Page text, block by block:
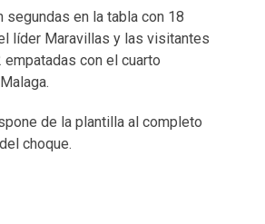
segundas en la tabla con 18
líder Maravillas y las visitantes
con el cuarto
de la plantilla al completo
choque.